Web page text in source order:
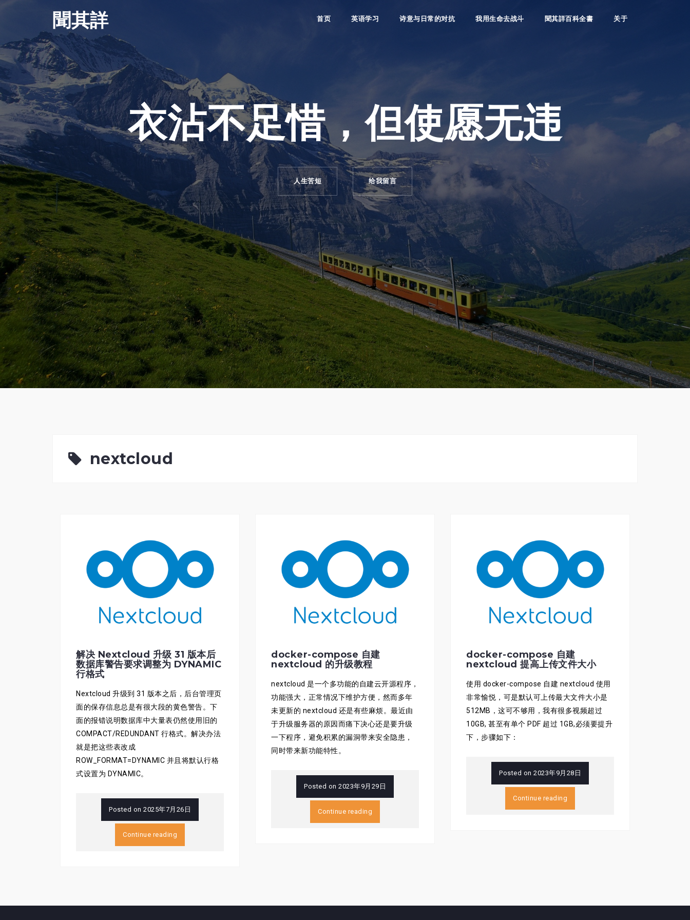
聞其詳 首页 英语学习 诗意与日常的对抗 我用生命去战斗 聞其詳百科全書 关于
衣沾不足惜，但使愿无违
人生苦短 给我留言
nextcloud
解决 Nextcloud 升级 31 版本后
数据库警告要求调整为 DYNAMIC
行格式
Nextcloud 升级到 31 版本之后，后台管理页
面的保存信息总是有很大段的黄色警告。下
面的报错说明数据库中大量表仍然使用旧的
COMPACT/REDUNDANT 行格式。解决办法
就是把这些表改成
ROW_FORMAT=DYNAMIC 并且将默认行格
式设置为 DYNAMIC。
Posted on 2025年7月26日
Continue reading
docker-compose 自建
nextcloud 的升级教程
nextcloud 是一个多功能的自建云开源程序，
功能强大，正常情况下维护方便，然而多年
未更新的 nextcloud 还是有些麻烦。最近由
于升级服务器的原因而痛下决心还是要升级
一下程序，避免积累的漏洞带来安全隐患，
同时带来新功能特性。
Posted on 2023年9月29日
Continue reading
docker-compose 自建
nextcloud 提高上传文件大小
使用 docker-compose 自建 nextcloud 使用
非常愉悦，可是默认可上传最大文件大小是
512MB，这可不够用，我有很多视频超过
10GB, 甚至有单个 PDF 超过 1GB,必须要提升
下，步骤如下：
Posted on 2023年9月28日
Continue reading